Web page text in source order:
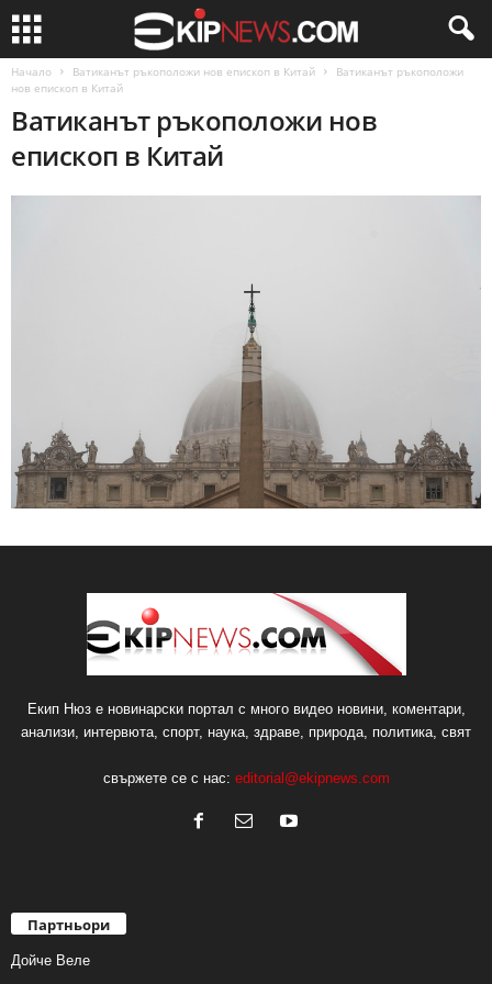
Начало Ватиканът ръкоположи нов епископ в Китай
Ватиканът ръкоположи
нов епископ в Китай
Ватиканът ръкоположи нов
епископ в Китай
Екип Нюз е новинарски портал с много видео новини, коментари,
анализи, интервюта, спорт, наука, здраве, природа, политика, свят
свържете се с нас: editorial@ekipnews.com
Партньори
Дойче Веле